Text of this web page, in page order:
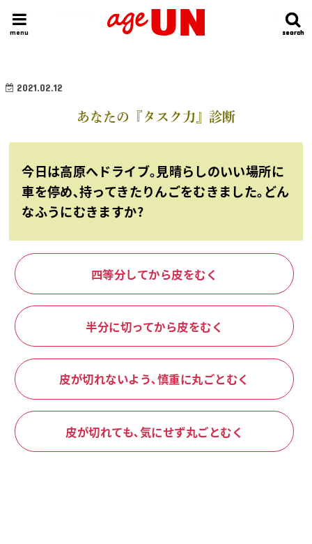
search
search
menu
HOME 今日の運勢ランキング 明日の運勢ランキング 今週の運勢
2021.02.12
あなたの『タスク力』診断
今日は高原へドライブ｡見晴らしのいい場所に
車を停め､持ってきたりんごをむきました｡どん
なふうにむきますか?
四等分してから皮をむく
半分に切ってから皮をむく
皮が切れないよう､慎重に丸ごとむく
皮が切れても､気にせず丸ごとむく